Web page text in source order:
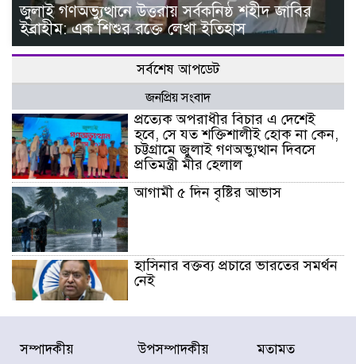
জুলাই গণঅভ্যুত্থানে উত্তরায় সর্বকনিষ্ঠ শহীদ জাবির
ইব্রাহীম: এক শিশুর রক্তে লেখা ইতিহাস
সর্বশেষ আপডেট
জনপ্রিয় সংবাদ
প্রত্যেক অপরাধীর বিচার এ দেশেই
হবে, সে যত শক্তিশালীই হোক না কেন,
চট্টগ্রামে জুলাই গণঅভ্যুত্থান দিবসে
প্রতিমন্ত্রী মীর হেলাল
আগামী ৫ দিন বৃষ্টির আভাস
হাসিনার বক্তব্য প্রচারে ভারতের সমর্থন
নেই
জুলাই গণঅভ্যুত্থানে আহত যোদ্ধা
মিতুর খোঁজ নিলেন প্রধানমন্ত্রী
সম্পাদকীয় উপসম্পাদকীয় মতামত